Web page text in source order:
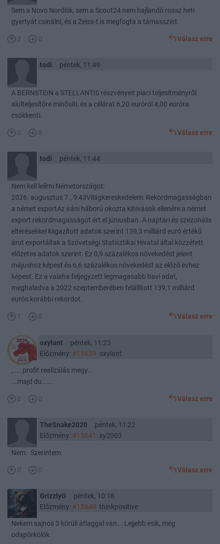
Sem a Novo Nordisk, sem a Scout24 nem hajlandó rossz heti
gyertyát csinálni, és a Zeiss-t is megfogta a támasszint.
3 0 Válasz erre
todi péntek, 11:49
A BERNSTEIN a STELLANTIS részvényeit piaci teljesítményről
alulteljesítőre minősíti, és a célárat 6,20 euróról 4,00 euróra
csökkenti.
0 0 Válasz erre
todi péntek, 11:44
Nem kell leíírni Németországot:
2026. augusztus 7., 9:43Világkereskedelem: Rekordmagasságban
a német exportAz iráni háború okozta kihívások ellenére a német
export rekordmagasságot ért el júniusban. A naptári és szezonális
eltérésekkel kiigazított adatok szerint 139,3 milliárd euró értékű
árut exportáltak a Szövetségi Statisztikai Hivatal által közzétett
előzetes adatok szerint. Ez 0,9 százalékos növekedést jelent
májushoz képest és 6,6 százalékos növekedést az előző évhez
képest. Ez a valaha feljegyzett legmagasabb havi adat,
meghaladva a 2022 szeptemberében felállított 139,1 milliárd
eurós korábbi rekordot.
1 0 Válasz erre
oxylant
péntek, 11:23
Előzmény: #15639 oxylant
,.....profit realizálás megy..
...majd du......
0 0 Válasz erre
TheSnake2020
péntek, 11:22
Előzmény: #15641 xy2003
Nem. Szerintem.
0 0 Válasz erre
GrizzlyG
péntek, 10:18
Előzmény: #15640 thinkpositive
Nekem sajnos 3 körüli átlaggal van... Lejjebb esik, még
odapörkölök